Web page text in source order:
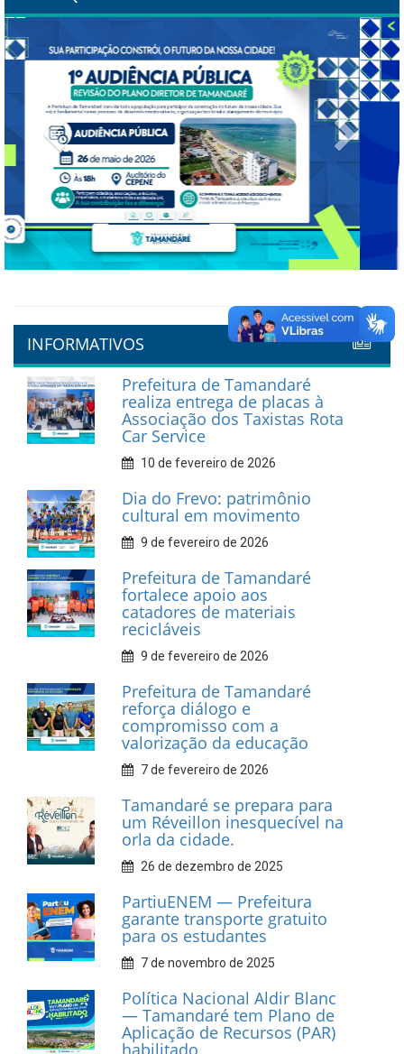
Previous Next
INFORMATIVOS
Prefeitura de Tamandaré
realiza entrega de placas à
Associação dos Taxistas Rota
Car Service
10 de fevereiro de 2026
Dia do Frevo: patrimônio
cultural em movimento
9 de fevereiro de 2026
Prefeitura de Tamandaré
fortalece apoio aos
catadores de materiais
recicláveis
9 de fevereiro de 2026
Prefeitura de Tamandaré
reforça diálogo e
compromisso com a
valorização da educação